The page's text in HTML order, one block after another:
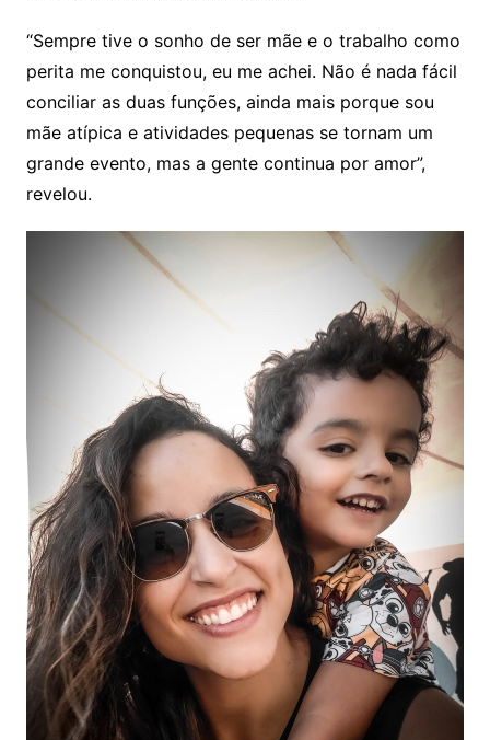
“Sempre tive o sonho de ser mãe e o trabalho como
perita me conquistou, eu me achei. Não é nada fácil
conciliar as duas funções, ainda mais porque sou
mãe atípica e atividades pequenas se tornam um
grande evento, mas a gente continua por amor”,
revelou.